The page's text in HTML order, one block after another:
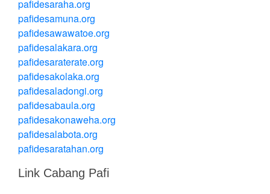
pafidesaraha.org
pafidesamuna.org
pafidesawawatoe.org
pafidesalakara.org
pafidesaraterate.org
pafidesakolaka.org
pafidesaladongi.org
pafidesabaula.org
pafidesakonaweha.org
pafidesalabota.org
pafidesaratahan.org
Link Cabang Pafi